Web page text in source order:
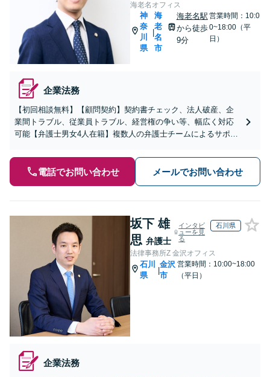
海老名オフィス
神
奈
川
県
海
老
名
市
海老名駅
から徒歩
9分
営業時間：10:0
0~18:00（平
日）
企業法務
【初回相談無料】【顧問契約】契約書チェック、法人破産、企
業間トラブル、従業員トラブル、経営権の争い等、幅広く対応
可能【弁護士男女4人在籍】複数人の弁護士チームによるサポー
電話でお問い合わせ メールでお問い合わせ
坂下 雄
思 弁護士
インタビ
ューを見
る
石川県
法律事務所Z 金沢オフィス
石川
県
金沢
市
営業時間：10:00~18:00
（平日）
企業法務